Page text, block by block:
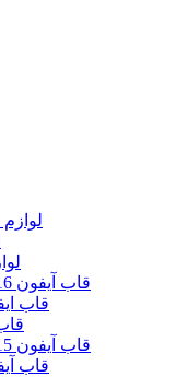
لوازم
قاب آیفون 16 پرومکس و لوازم جانبی
قاب ایفون 16 پرو و
قاب
قاب آیفون 15 پرومکس و لوازم جانبی
قاب آیفون 15 پرو و